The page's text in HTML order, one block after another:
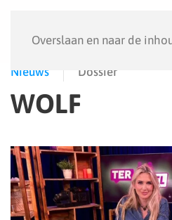
Overslaan en naar de
Nieuws Dossier
WOLF